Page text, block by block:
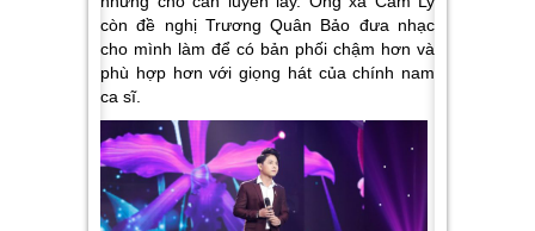
còn đề nghị Trương Quân Bảo đưa nhạc
cho mình làm để có bản phối chậm hơn và
phù hợp hơn với giọng hát của chính nam
ca sĩ.